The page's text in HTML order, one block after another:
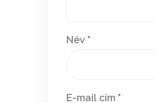
Név *
E-mail cím *